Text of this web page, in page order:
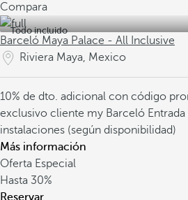
Compara
Todo incluido
Barceló Maya Palace - All Inclusive
Riviera Maya, Mexico
10% de dto. adicional con código
exclusivo cliente my Barceló
instalaciones (según disponibilidad)
Más información
Oferta Especial
Hasta 30%
Reservar